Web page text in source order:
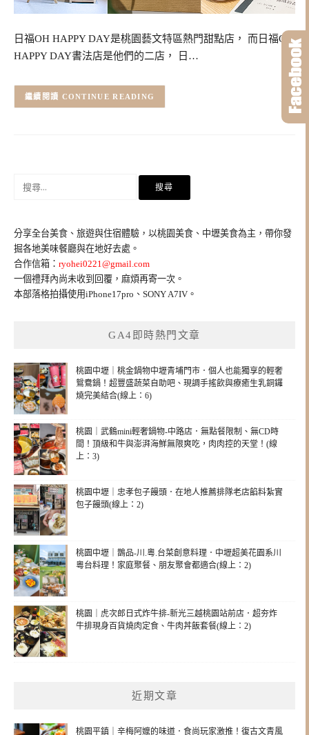
日福OH HAPPY DAY是桃園藝文特區熱門甜點店， 而日福OH
HAPPY DAY書法店是他們的二店， 日…
CONTINUE READING
字:
分享全台美食、旅遊與住宿體驗，以桃園美食、中壢美食為主，帶你發
掘各地美味餐廳與在地好去處。
合作信箱： ryohei0221@gmail.com
一個禮拜內尚未收到回覆，麻煩再寄一次。
本部落格拍攝使用iPhone17pro、SONY A7IV。
GA4即時熱門文章
桃園中壢｜桃金鍋物中壢青埔門市．個人也能獨享的輕奢
鴛鴦鍋！超豐盛蔬菜自助吧、現調手搖飲與療癒生乳銅鑼
燒完美結合(線上：6)
桃園｜武鶴mini輕奢鍋物-中路店．無點餐限制、無CD時
間！頂級和牛與澎湃海鮮無限爽吃，肉肉控的天堂！(線
上：3)
桃園中壢｜忠孝包子饅頭．在地人推薦排隊老店餡料紮實
包子饅頭(線上：2)
桃園中壢｜鵲品-川.粵.台菜創意料理．中壢超美花園系川
粵台料理！家庭聚餐、朋友聚會都適合(線上：2)
桃園｜虎次郎日式炸牛排-新光三越桃園站前店．超夯炸
牛排現身百貨燒肉定食、牛肉丼飯套餐(線上：2)
近期文章
桃園平鎮｜辛梅阿嬤的味道．食尚玩家激推！復古文青風